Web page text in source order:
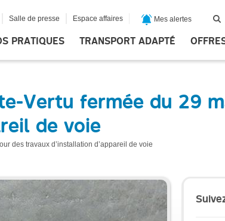
PRATIQUES TRANSPORT ADAPTÉ
Salle de presse Espace affaires Mes alertes
Vertu fermée du 29
de voie
des travaux d’installation d’appareil de voie